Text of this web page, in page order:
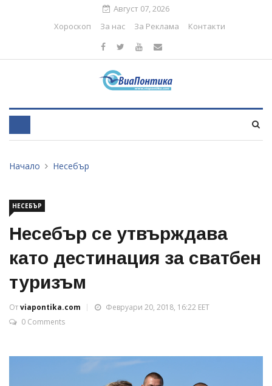
Август 07, 2026
Хороскоп
За нас За Реклама Контакти
Начало Несебър
НЕСЕБЪР
Несебър се утвърждава
като дестинация за сватбен
туризъм
Отviapontika.com
Февруари 20, 2018, 16:22 EET
0 Comments